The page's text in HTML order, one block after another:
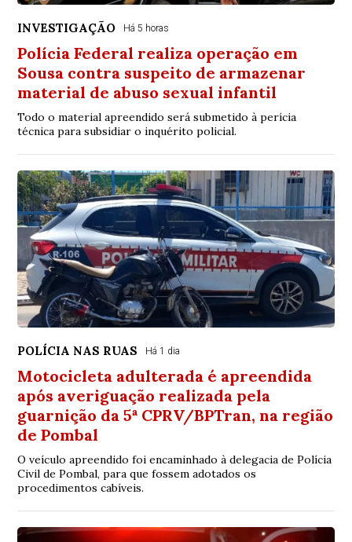
INVESTIGAÇÃO Há 5 horas
Polícia Federal realiza operação em
Sousa contra suspeito de armazenar
material de abuso sexual infantil
Todo o material apreendido será submetido à perícia
técnica para subsidiar o inquérito policial.
POLÍCIA NAS RUAS Há 1 dia
Motocicleta adulterada é apreendida
após averiguação realizada pela
guarnição da 5ª CPRV/BPTran, na região
de Pombal
O veículo apreendido foi encaminhado à delegacia de Polícia
Civil de Pombal, para que fossem adotados os
procedimentos cabíveis.